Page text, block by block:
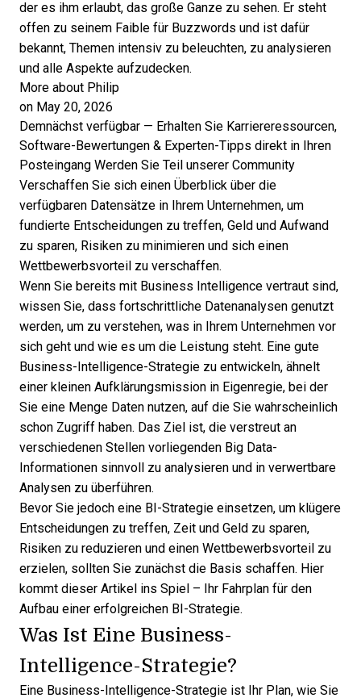
der es ihm erlaubt, das große Ganze zu sehen. Er steht
offen zu seinem Faible für Buzzwords und ist dafür
bekannt, Themen intensiv zu beleuchten, zu analysieren
und alle Aspekte aufzudecken.
More about Philip
on May 20, 2026
Demnächst verfügbar — Erhalten Sie Karriereressourcen,
Software-Bewertungen & Experten-Tipps direkt in Ihren
Posteingang Werden Sie Teil unserer Community
Verschaffen Sie sich einen Überblick über die
verfügbaren Datensätze in Ihrem Unternehmen, um
fundierte Entscheidungen zu treffen, Geld und Aufwand
zu sparen, Risiken zu minimieren und sich einen
Wettbewerbsvorteil zu verschaffen.
Wenn Sie bereits mit Business Intelligence vertraut sind,
wissen Sie, dass fortschrittliche Datenanalysen genutzt
werden, um zu verstehen, was in Ihrem Unternehmen vor
sich geht und wie es um die Leistung steht. Eine gute
Business-Intelligence-Strategie zu entwickeln, ähnelt
einer kleinen Aufklärungsmission in Eigenregie, bei der
Sie eine Menge Daten nutzen, auf die Sie wahrscheinlich
schon Zugriff haben. Das Ziel ist, die verstreut an
verschiedenen Stellen vorliegenden Big Data-
Informationen sinnvoll zu analysieren und in verwertbare
Analysen zu überführen.
Bevor Sie jedoch eine BI-Strategie einsetzen, um klügere
Entscheidungen zu treffen, Zeit und Geld zu sparen,
Risiken zu reduzieren und einen Wettbewerbsvorteil zu
erzielen, sollten Sie zunächst die Basis schaffen. Hier
kommt dieser Artikel ins Spiel – Ihr Fahrplan für den
Aufbau einer erfolgreichen BI-Strategie.
Was Ist Eine Business-
Intelligence-Strategie?
Eine Business-Intelligence-Strategie ist Ihr Plan, wie Sie